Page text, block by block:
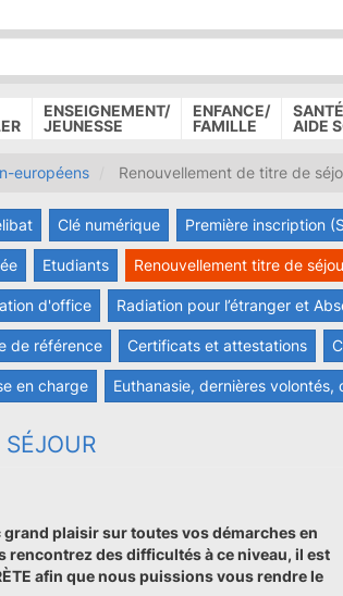
ENSEIGNEMENT/
JEUNESSE
ENFANCE/
FAMILLE
AIDE
européens Renouvellement de titre de
Clé numérique Première inscription
Etudiants Renouvellement titre de
d'office Radiation pour l’étranger et
de référence Certificats et attestations
en charge Euthanasie, dernières
plaisir sur toutes vos démarches en
rencontrez des difficultés à ce niveau, il est
afin que nous puissions vous rendre le